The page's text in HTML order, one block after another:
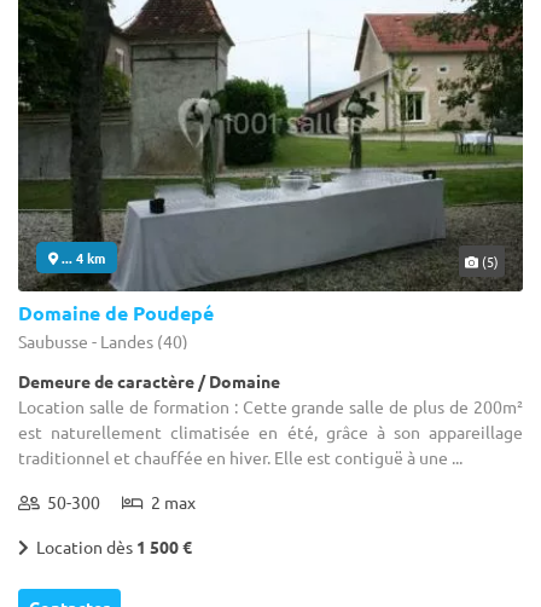
... 4 km (5)
Domaine de Poudepé
Saubusse - Landes (40)
Demeure de caractère / Domaine
Location salle de formation : Cette grande salle de plus de 200m²
est naturellement climatisée en été, grâce à son appareillage
traditionnel et chauffée en hiver. Elle est contiguë à une ...
50-300 2 max
Location dès 1 500 €